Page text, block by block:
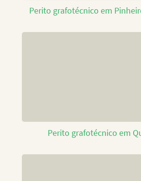
Perito grafotécnico em
Perito grafotécnico em